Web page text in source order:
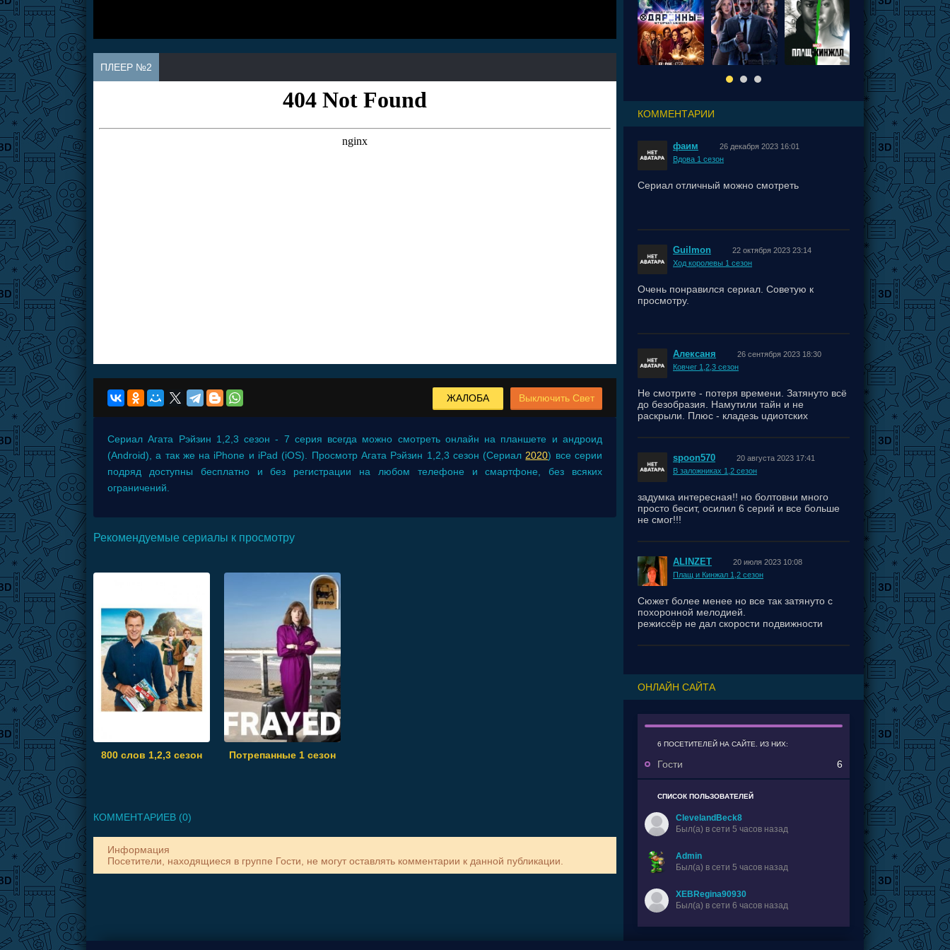
ПЛЕЕР №2
Выключить Свет
ЖАЛОБА
СериалАгата Рэйзин 1,2,3 сезон - 7 серия всегда можно смотреть онлайн на планшете и андроид
(Android), а так же на iPhone и iPad (iOS). Просмотр Агата Рэйзин 1,2,3 сезон (Сериал 2020) все серии
подряд доступны бесплатно и без регистрации на любом телефоне и смартфоне, без всяких
ограничений.
Рекомендуемые сериалы к просмотру
800 слов 1,2,3 сезон Потрепанные 1 сезон
КОММЕНТАРИЕВ (0)
Информация
Посетители, находящиеся в группе Гости , не могут оставлять комментарии к данной публикации.
КОММЕНТАРИИ
фаим
26 декабря 2023 16:01
Вдова 1 сезон
Сериал отличный можно смотреть
Guilmon
22 октября 2023 23:14
Ход королевы 1 сезон
Очень понравился сериал. Советую к
просмотру.
Алексаня
26 сентября 2023 18:30
Ковчег 1,2,3 сезон
Не смотрите - потеря времени. Затянуто всё
до безобразия. Намутили тайн и не
раскрыли. Плюс - кладезь uдиотских
spoon570
20 августа 2023 17:41
В заложниках 1,2 сезон
задумка интересная!! но болтовни много
просто бесит, осилил 6 серий и все больше
не смог!!!
ALINZET
20 июля 2023 10:08
Плащ и Кинжал 1,2 сезон
Сюжет более менее но все так затянуто с
похоронной мелодией.
режиссёр не дал скорости подвижности
ОНЛАЙН САЙТА
6 ПОСЕТИТЕЛЕЙ НА САЙТЕ. ИЗ НИХ:
Гости 6
СПИСОК ПОЛЬЗОВАТЕЛЕЙ
ClevelandBeck8
Был(a) в сети 5 часов назад
Admin
Был(a) в сети 5 часов назад
XEBRegina90930
Был(a) в сети 6 часов назад